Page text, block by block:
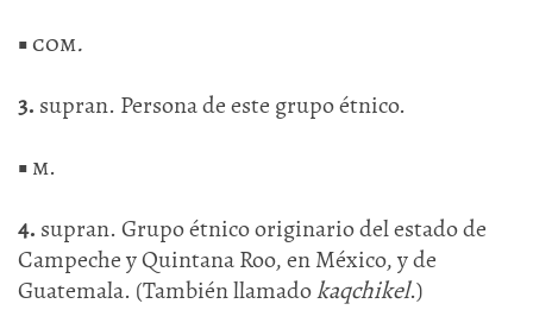
■com.
3. supran. Persona de este grupo étnico.
■m.
4. supran. Grupo étnico originario del estado de
Campeche y Quintana Roo, en México, y de
Guatemala. (También llamadokaqchikel.)